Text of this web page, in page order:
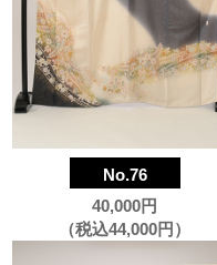
No.76
40,000円
（税込44,000円）